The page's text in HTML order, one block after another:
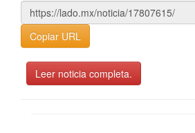
Copiar URL
Leer noticia completa.